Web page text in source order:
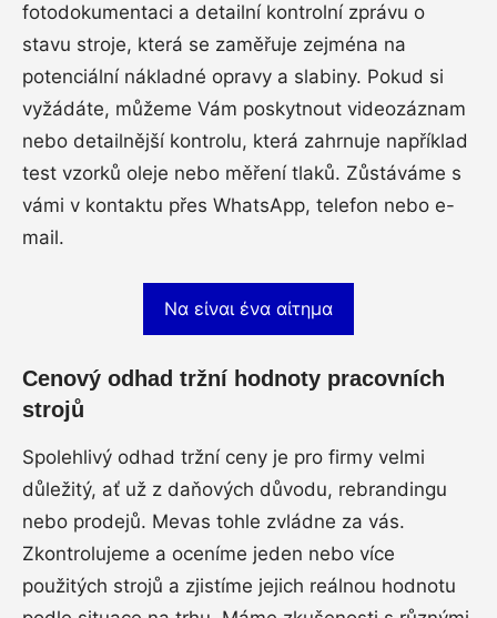
fotodokumentaci a detailní kontrolní zprávu o
stavu stroje, která se zaměřuje zejména na
potenciální nákladné opravy a slabiny. Pokud si
vyžádáte, můžeme Vám poskytnout videozáznam
nebo detailnější kontrolu, která zahrnuje například
test vzorků oleje nebo měření tlaků. Zůstáváme s
vámi v kontaktu přes WhatsApp, telefon nebo e-
mail.
Να είναι ένα αίτημα
Cenový odhad tržní hodnoty pracovních
strojů
Spolehlivý odhad tržní ceny je pro firmy velmi
důležitý, ať už z daňových důvodu, rebrandingu
nebo prodejů. Mevas tohle zvládne za vás.
Zkontrolujeme a oceníme jeden nebo více
použitých strojů a zjistíme jejich reálnou hodnotu